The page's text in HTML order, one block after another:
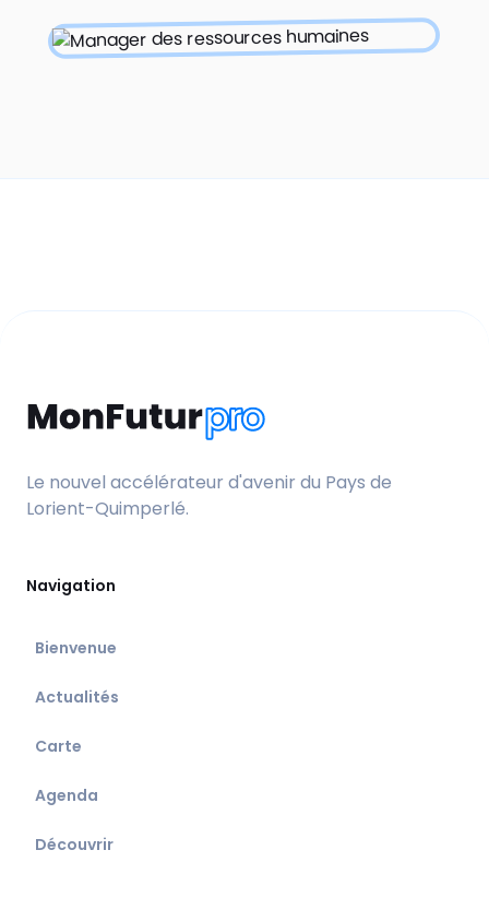
Le nouvel accélérateur d'avenir du Pays de
Lorient-Quimperlé.
Navigation
Bienvenue
Actualités
Carte
Agenda
Découvrir